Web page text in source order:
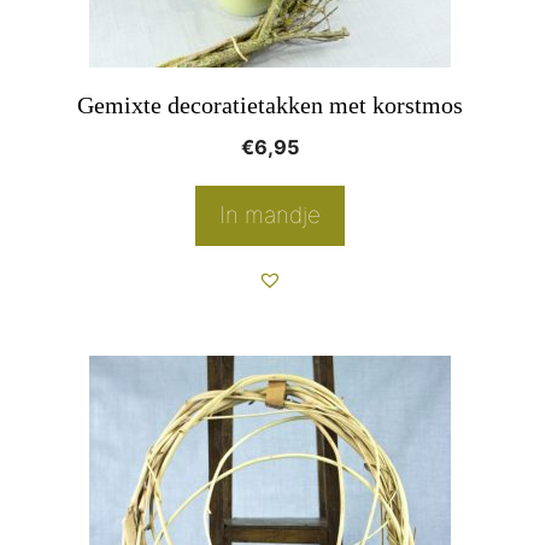
Gemixte decoratietakken met korstmos
€6,95
In mandje